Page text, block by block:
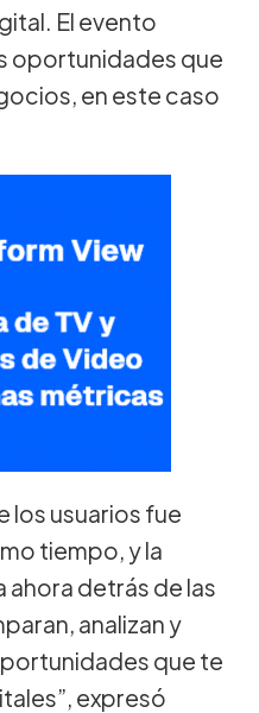
El evento
oportunidades que
en este caso
los usuarios fue
tiempo, y la
ahora detrás de las
analizan y
que te
expresó